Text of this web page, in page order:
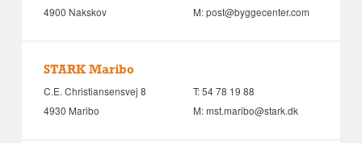
4900 Nakskov
M:post@byggecenter.com
STARK Maribo
C.E. Christiansensvej 8
4930 Maribo
T:54 78 19 88
M:mst.maribo@stark.dk